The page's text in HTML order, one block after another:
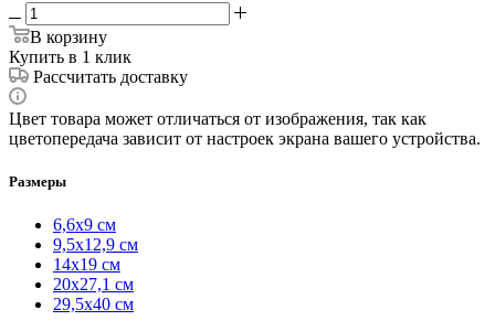
В корзину
Купить в 1 клик
Рассчитать доставку
Цвет товара может отличаться от изображения, так как
цветопередача зависит от настроек экрана вашего устройства.
Размеры
6,6х9 см
9,5х12,9 см
14х19 см
20х27,1 см
29,5х40 см